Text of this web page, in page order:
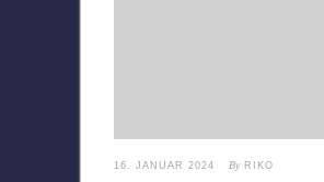
16. JANUAR 2024 By RIKO